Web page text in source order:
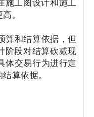
。
算和结算依据，但
阶段对结算砍减现
体交易行为进行定
算依据。